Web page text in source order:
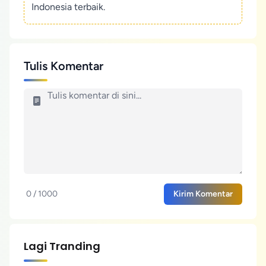
Indonesia terbaik.
Tulis Komentar
0 / 1000 Kirim Komentar
Lagi Tranding